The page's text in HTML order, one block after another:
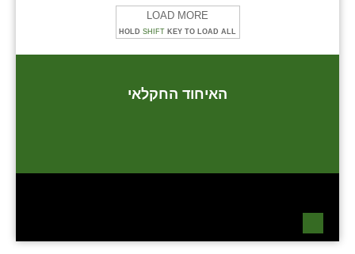
LOAD MORE
HOLD SHIFT KEY TO LOAD ALL
האיחוד החקלאי